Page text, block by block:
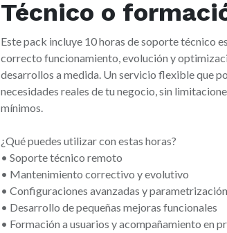
Técnico o
Este pack incluye 10 horas de soporte técnico
correcto funcionamiento, evolución y
desarrollos a medida. Un servicio flexible que
necesidades reales de tu negocio, sin
mínimos.
¿Qué puedes utilizar con estas horas?
• Soporte técnico remoto
• Mantenimiento correctivo y evolutivo
• Configuraciones avanzadas y parametrización
• Desarrollo de pequeñas mejoras funcionales
• Formación a usuarios y acompañamiento en